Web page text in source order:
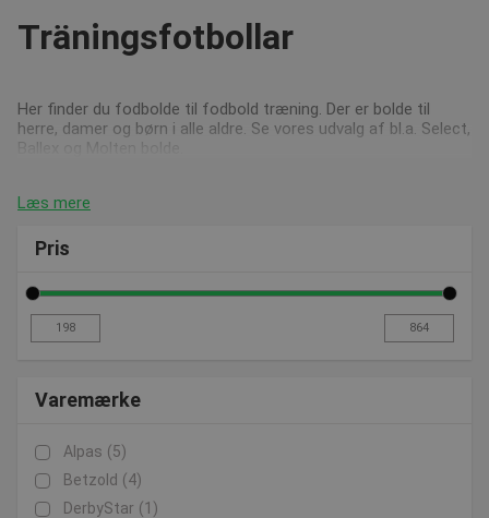
Träningsfotbollar
Her finder du fodbolde til fodbold træning. Der er bolde til
herre, damer og børn i alle aldre. Se vores udvalg af bl.a. Select,
Læs mere
Pris
Varemærke
Alpas (5)
Betzold (4)
DerbyStar (1)